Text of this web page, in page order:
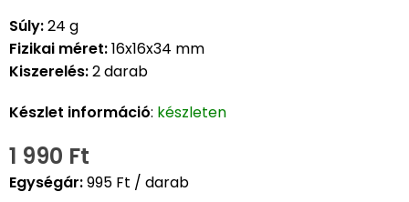
Súly:24 g
Fizikai méret:16x16x34 mm
Kiszerelés:2 darab
Készlet információ: készleten
1 990 Ft
Egységár:995 Ft / darab